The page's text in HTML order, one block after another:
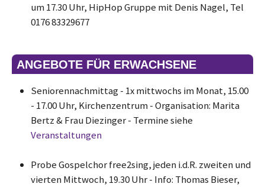
um 17.30 Uhr, HipHop Gruppe mit Denis Nagel, Tel
0176 83329677
ANGEBOTE FÜR ERWACHSENE
Seniorennachmittag - 1x mittwochs im Monat, 15.00
- 17.00 Uhr, Kirchenzentrum - Organisation: Marita
Bertz & Frau Diezinger - Termine siehe
Veranstaltungen
Probe Gospelchor free2sing, jeden i.d.R. zweiten und
vierten Mittwoch, 19.30 Uhr - Info: Thomas Bieser,